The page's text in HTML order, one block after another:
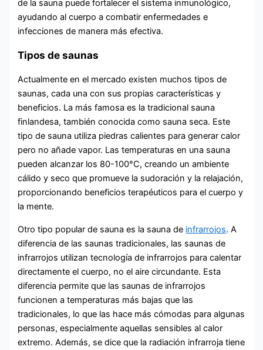
de la sauna puede fortalecer el sistema inmunológico,
ayudando al cuerpo a combatir enfermedades e
infecciones de manera más efectiva.
Tipos de saunas
Actualmente en el mercado existen muchos tipos de
saunas, cada una con sus propias características y
beneficios. La más famosa es la tradicional sauna
finlandesa, también conocida como sauna seca. Este
tipo de sauna utiliza piedras calientes para generar calor
pero no añade vapor. Las temperaturas en una sauna
pueden alcanzar los 80-100°C, creando un ambiente
cálido y seco que promueve la sudoración y la relajación,
proporcionando beneficios terapéuticos para el cuerpo y
la mente.
Otro tipo popular de sauna es la sauna de infrarrojos. A
diferencia de las saunas tradicionales, las saunas de
infrarrojos utilizan tecnología de infrarrojos para calentar
directamente el cuerpo, no el aire circundante. Esta
diferencia permite que las saunas de infrarrojos
funcionen a temperaturas más bajas que las
tradicionales, lo que las hace más cómodas para algunas
personas, especialmente aquellas sensibles al calor
extremo. Además, se dice que la radiación infrarroja tiene